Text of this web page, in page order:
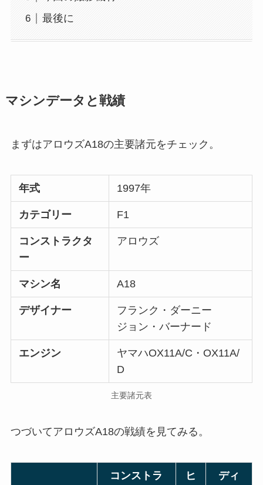
最後に
マシンデータと戦績
まずはアロウズA18の主要諸元をチェック。
年式 1997年
カテゴリー F1
コンストラクタ
ー
アロウズ
マシン名 A18
デザイナー
フランク・ダーニー
ジョン・バーナード
エンジン
ヤマハOX11A/C・OX11A/
D
主要諸元表
つづいてアロウズA18の戦績を見てみる。
コンストラ
ヒ
ディ